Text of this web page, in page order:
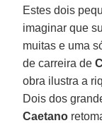
Estes dois
imaginar que
muitas e uma
de carreira de
obra ilustra a
Dois dos
Caetano